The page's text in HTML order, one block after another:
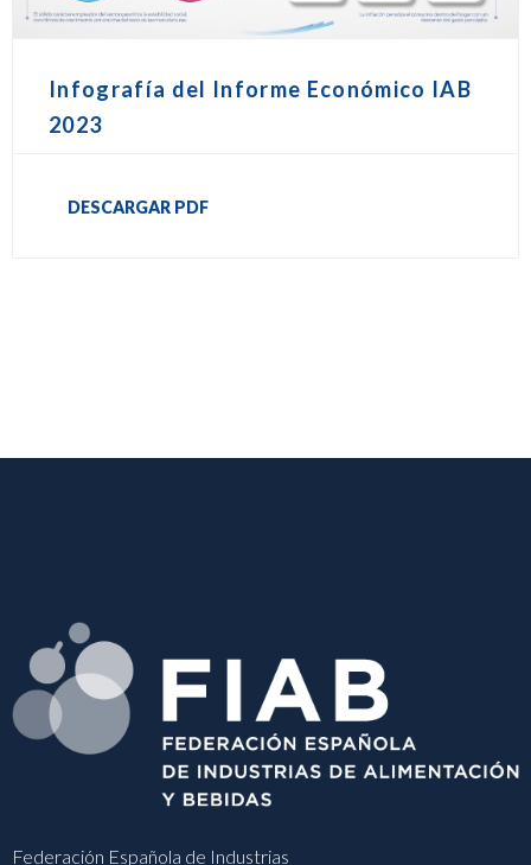
Infografía del Informe Económico IAB
2023
DESCARGAR PDF
Federación Española de Industrias